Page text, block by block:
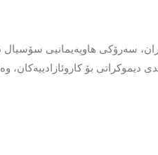
سەرۆکی هاوپەیمانیی سۆسیال
دیموکراتی بۆ کاروئازادییەکان،